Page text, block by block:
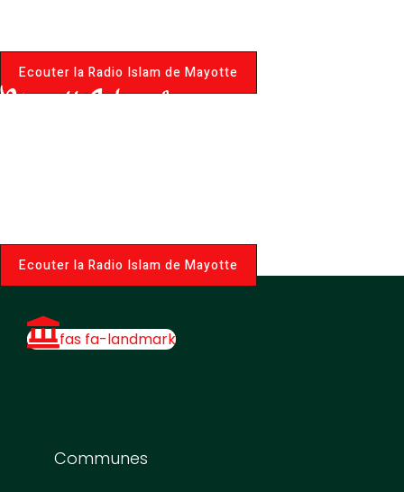
Ecouter la Radio Islam de Mayotte
MayotteIslam.fr
Ecouter la Radio Islam de Mayotte
fas fa-landmark
Communes